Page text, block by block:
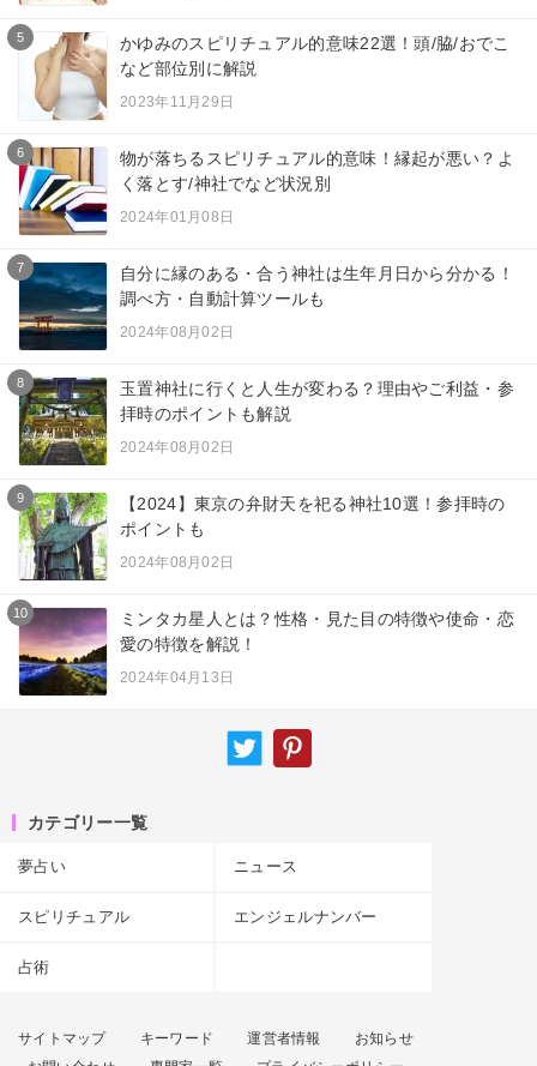
5
かゆみのスピリチュアル的意味22選！頭/脇/おでこ
など部位別に解説
2023年11月29日
6
物が落ちるスピリチュアル的意味！縁起が悪い？よ
く落とす/神社でなど状況別
2024年01月08日
7
自分に縁のある・合う神社は生年月日から分かる！
調べ方・自動計算ツールも
2024年08月02日
8
玉置神社に行くと人生が変わる？理由やご利益・参
拝時のポイントも解説
2024年08月02日
9
【2024】東京の弁財天を祀る神社10選！参拝時の
ポイントも
2024年08月02日
10
ミンタカ星人とは？性格・見た目の特徴や使命・恋
愛の特徴を解説！
2024年04月13日
カテゴリー一覧
夢占い ニュース
スピリチュアル エンジェルナンバー
占術
サイトマップ キーワード 運営者情報
お知らせ